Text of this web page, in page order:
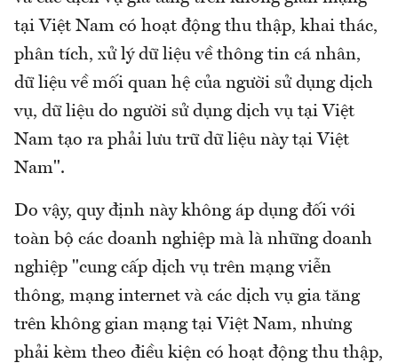
tại Việt Nam có hoạt động thu thập, khai thác,
phân tích, xử lý dữ liệu về thông tin cá nhân,
dữ liệu về mối quan hệ của người sử dụng dịch
vụ, dữ liệu do người sử dụng dịch vụ tại Việt
Nam tạo ra phải lưu trữ dữ liệu này tại Việt
Nam".
Do vậy, quy định này không áp dụng đối với
toàn bộ các doanh nghiệp mà là những doanh
nghiệp "cung cấp dịch vụ trên mạng viễn
thông, mạng internet và các dịch vụ gia tăng
trên không gian mạng tại Việt Nam, nhưng
phải kèm theo điều kiện có hoạt động thu thập,